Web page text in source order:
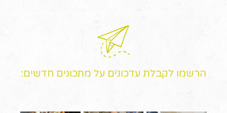
הרשמו לקבלת עדכונים על מתכונים חדשים: